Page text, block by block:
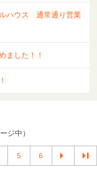
ハウス 通常通り営業
ました！！
ジ中）
5 6